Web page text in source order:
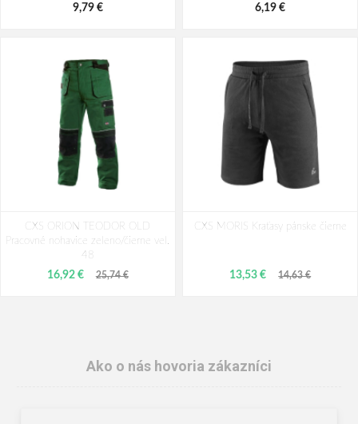
9,79 € 6,19 €
CXS ORION TEODOR OLD
Pracovné nohavice zeleno/čierne vel.
48
16,92 € 25,74 €
CXS MORIS Kraťasy pánske čierne
13,53 € 14,63 €
Ako o nás hovoria zákazníci